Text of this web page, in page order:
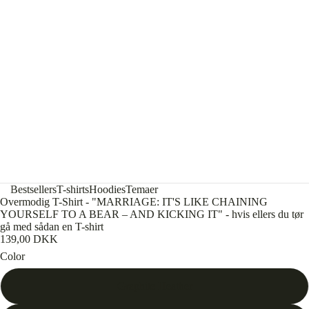
BestsellersT-shirtsHoodiesTemaer
Overmodig T-Shirt - "MARRIAGE: IT'S LIKE CHAINING
YOURSELF TO A BEAR – AND KICKING IT" - hvis ellers du tør
gå med sådan en T-shirt
139,00 DKK
Color